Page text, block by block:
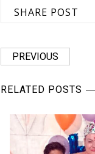
SHARE POST
PREVIOUS
RELATED POSTS